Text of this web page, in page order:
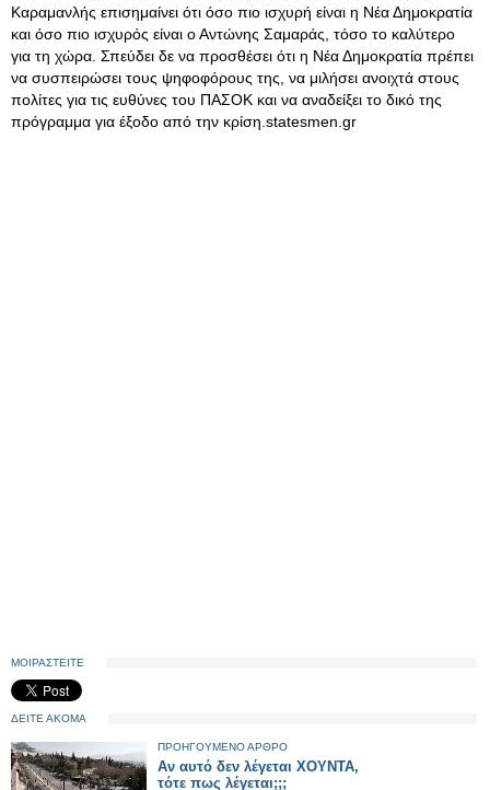
Καραμανλής επισημαίνει ότι όσο πιο ισχυρή είναι η Νέα Δημοκρατία
και όσο πιο ισχυρός είναι ο Αντώνης Σαμαράς, τόσο το καλύτερο
για τη χώρα. Σπεύδει δε να προσθέσει ότι η Νέα Δημοκρατία πρέπει
να συσπειρώσει τους ψηφοφόρους της, να μιλήσει ανοιχτά στους
πολίτες για τις ευθύνες του ΠΑΣΟΚ και να αναδείξει το δικό της
πρόγραμμα για έξοδο από την κρίση.statesmen.gr
ΜΟΙΡΑΣΤΕΙΤΕ
ΔΕΙΤΕ ΑΚΟΜΑ
ΠΡΟΗΓΟΥΜΕΝΟ ΑΡΘΡΟ
Αν αυτό δεν λέγεται ΧΟΥΝΤΑ,
τότε πως λέγεται;;;